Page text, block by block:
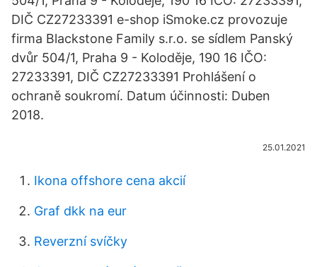
DIČ CZ27233391 e-shop iSmoke.cz provozuje
firma Blackstone Family s.r.o. se sídlem Panský
dvůr 504/1, Praha 9 - Koloděje, 190 16 IČO:
27233391, DIČ CZ27233391 Prohlášení o
ochraně soukromí. Datum účinnosti: Duben
2018.
25.01.2021
Ikona offshore cena akcií
Graf dkk na eur
Reverzní svíčky